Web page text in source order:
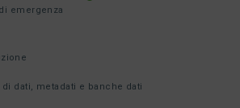
emergenza
dati, metadati e banche dati